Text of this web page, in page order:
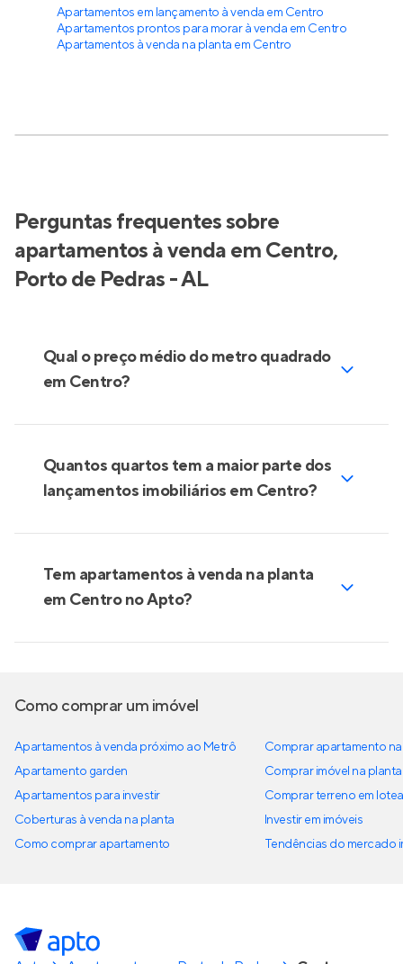
Apartamentos em lançamento à venda em Centro
Apartamentos prontos para morar à venda em Centro
Apartamentos à venda na planta em Centro
Perguntas frequentes sobre
apartamentos à venda em Centro,
Porto de Pedras - AL
Qual o preço médio do metro quadrado
em Centro?
Quantos quartos tem a maior parte dos
lançamentos imobiliários em Centro?
Tem apartamentos à venda na planta
em Centro no Apto?
Como comprar um imóvel
Apartamentos à venda próximo ao Metrô
Apartamento garden
Apartamentos para investir
Coberturas à venda na planta
Como comprar apartamento
Comprar apartamento
Comprar imóvel na planta
Comprar terreno em
Investir em imóveis
Tendências do mercado